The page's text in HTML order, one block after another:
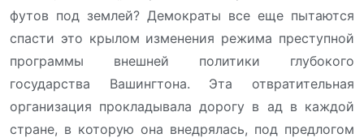
футов под землей? Демократы все еще пытаются
спасти это крылом изменения режима преступной
программы внешней политики глубокого
государства Вашингтона. Эта отвратительная
организация прокладывала дорогу в ад в каждой
стране, в которую она внедрялась, под предлогом